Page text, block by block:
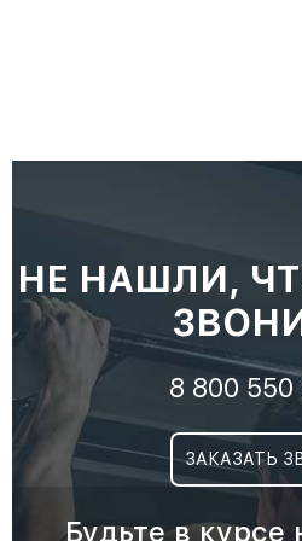
НЕ НАШЛИ,
8 800 550
ЗАКАЗАТЬ
Будьте в курсе